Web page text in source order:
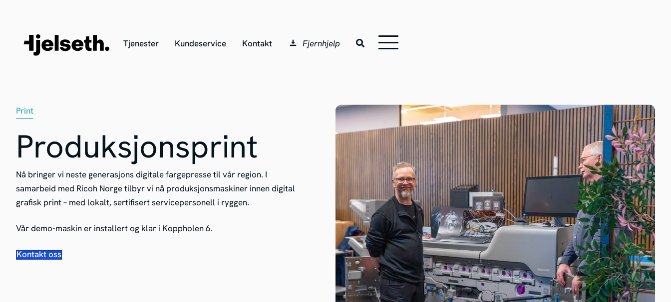
Tjenester Kundeservice Kontakt Fjernhjelp
Print
Produksjonsprint
Nå bringer vi neste generasjons digitale fargepresse til vår region. I
samarbeid med Ricoh Norge tilbyr vi nå produksjonsmaskiner innen digital
grafisk print – med lokalt, sertifisert servicepersonell i ryggen.
Vår demo-maskin er installert og klar i Koppholen 6.
Kontakt oss